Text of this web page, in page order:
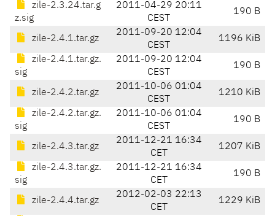
zile-2.3.24.tar.g
z.sig
2011-04-29 20:11
CEST
190 B
zile-2.4.1.tar.gz
2011-09-20 12:04
CEST
1196 KiB
zile-2.4.1.tar.gz.
sig
2011-09-20 12:04
CEST
190 B
zile-2.4.2.tar.gz
2011-10-06 01:04
CEST
1210 KiB
zile-2.4.2.tar.gz.
sig
2011-10-06 01:04
CEST
190 B
zile-2.4.3.tar.gz
2011-12-21 16:34
CET
1207 KiB
zile-2.4.3.tar.gz.
sig
2011-12-21 16:34
CET
190 B
zile-2.4.4.tar.gz
2012-02-03 22:13
CET
1229 KiB